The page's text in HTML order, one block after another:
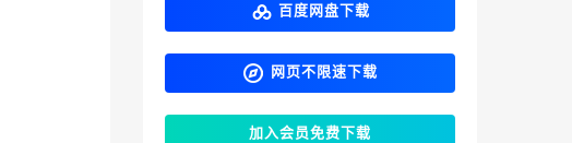
百度网盘下载
网页不限速下载
加入会员免费下载